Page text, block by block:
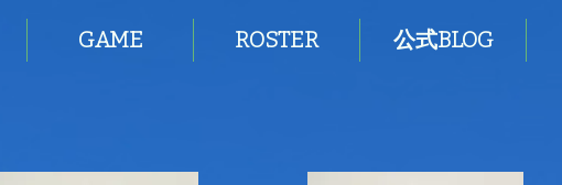
GAME ROSTER 公式BLOG